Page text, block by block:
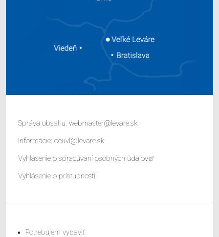
Správa obsahu: webmaster@levare.sk
Informácie: ocuvl@levare.sk
Vyhlásenie o spracúvaní osobných údajov
Vyhlásenie o prístupnosti
Potrebujem vybaviť